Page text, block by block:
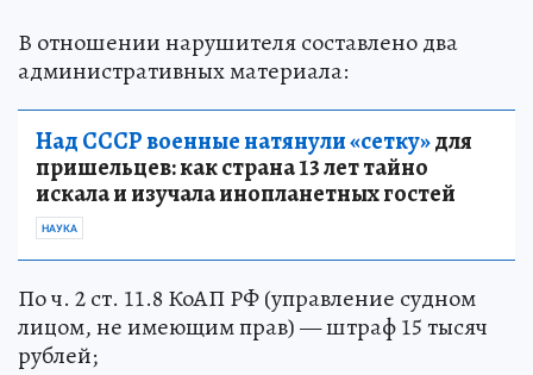
В отношении нарушителя составлено два
административных материала:
Над СССР военные натянули «сетку»для
пришельцев: как страна 13 лет тайно
искала и изучала инопланетных гостей
НАУКА
По ч. 2 ст. 11.8 КоАП РФ (управление судном
лицом, не имеющим прав) — штраф 15 тысяч
рублей;